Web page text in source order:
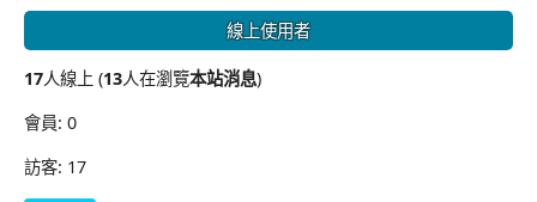
線上使用者
17人線上 (13人在瀏覽本站消息)
會員: 0
訪客: 17